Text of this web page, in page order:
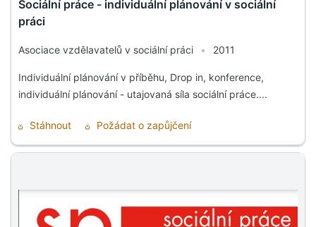
Sociální práce - individuální plánování v sociální
práci
Asociace vzdělavatelů v sociální práci • 2011
Individuální plánování v příběhu, Drop in, konference,
individuální plánování - utajovaná síla sociální práce....
Stáhnout Požádat o zapůjčení